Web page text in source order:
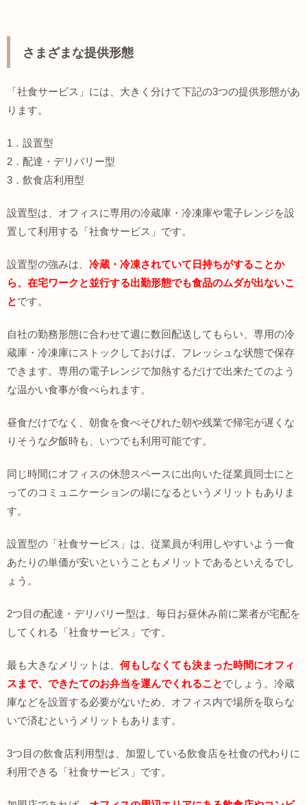
さまざまな提供形態
「社食サービス」には、大きく分けて下記の3つの提供形態があ
ります。
1．設置型
2．配達・デリバリー型
3．飲食店利用型
設置型は、オフィスに専用の冷蔵庫・冷凍庫や電子レンジを設
置して利用する「社食サービス」です。
設置型の強みは、 冷蔵・冷凍されていて日持ちがすることか
ら、在宅ワークと並行する出勤形態でも食品のムダが出ないこ
とです。
自社の勤務形態に合わせて週に数回配送してもらい、専用の冷
蔵庫・冷凍庫にストックしておけば、フレッシュな状態で保存
できます。専用の電子レンジで加熱するだけで出来たてのよう
な温かい食事が食べられます。
昼食だけでなく、朝食を食べそびれた朝や残業で帰宅が遅くな
りそうな夕飯時も、いつでも利用可能です。
同じ時間にオフィスの休憩スペースに出向いた従業員同士にと
ってのコミュニケーションの場になるというメリットもありま
す。
設置型の「社食サービス」は、従業員が利用しやすいよう一食
あたりの単価が安いということもメリットであるといえるでし
ょう。
2つ目の配達・デリバリー型は、毎日お昼休み前に業者が宅配を
してくれる「社食サービス」です。
最も大きなメリットは、 何もしなくても決まった時間にオフィ
スまで、できたてのお弁当を運んでくれることでしょう。冷蔵
庫などを設置する必要がないため、オフィス内で場所を取らな
いで済むというメリットもあります。
3つ目の飲食店利用型は、加盟している飲食店を社食の代わりに
利用できる「社食サービス」です。